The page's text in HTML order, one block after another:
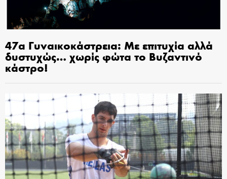
47α Γυναικοκάστρεια: Με επιτυχία αλλά
δυστυχώς… χωρίς φώτα το Βυζαντινό
κάστρο!